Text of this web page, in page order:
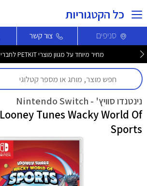
כל הקטגוריות
סניפים צור קשר
מחיר מיוחד על מגוון מוצרי PETKIT לחברי מועדון >>
נינטנדו סוויץ' - Nintendo Switch
Looney Tunes Wacky World Of
Sports